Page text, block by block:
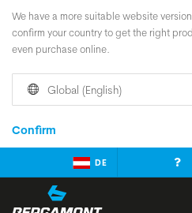
We have a more suitable website
confirm your country to get the right
even purchase online.
Global (English)
Confirm
DE